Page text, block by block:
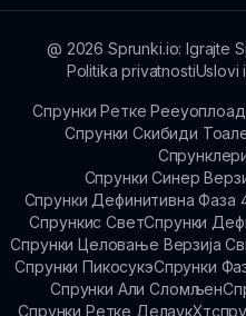
@ 2026 Sprunki.io: Igrajte
Politika privatnostiUslovi
Спрунки Ретке Рееуоплоад
Спрунки Скибиди
Спрунки Синер
Спрунки Дефинитивна Фаза
Спрункис СветСпрунки
Спрунки Целовање Верзија
Спрунки ПикосукэСпрунки
Спрунки Али Сломљен
Спрунки Ретке Делаук